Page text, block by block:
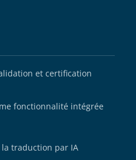
et certification
fonctionnalité intégrée
traduction par IA